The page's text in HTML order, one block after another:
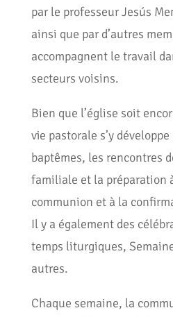
par le professeur Jesús
ainsi que par d’autres
accompagnent le travail
secteurs voisins.
Bien que l’église soit
vie pastorale s’y
baptêmes, les rencontres
familiale et la préparation
communion et à la
Il y a également des
temps liturgiques,
autres.
Chaque semaine, la